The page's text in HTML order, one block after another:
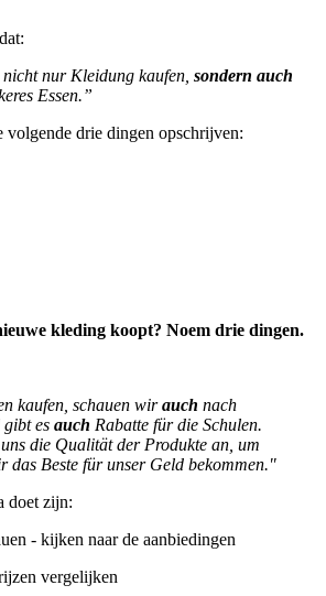
nur Kleidung kaufen, sondern auch
Essen.”
volgende drie dingen opschrijven:
kleding koopt? Noem drie dingen.
kaufen, schauen wirauch nach
es auch Rabatte für die Schulen.
die Qualität der Produkte an, um
das Beste für unser Geld bekommen."
doet zijn:
- kijken naar de aanbiedingen
vergelijken